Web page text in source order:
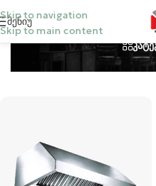
Skip to navigation
Skip to main content
Მენიუ